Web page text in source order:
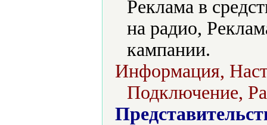
Реклама в
на радио,
кампании.
Информация,
Подключение,